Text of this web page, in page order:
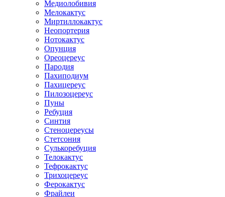
Медиолобивия
Мелокактус
Миртиллокактус
Неопортерия
Нотокактус
Опунция
Ореоцереус
Пародия
Пахиподиум
Пахицереус
Пилозоцереус
Пуны
Ребуция
Синтия
Стеноцереусы
Стетсония
Сулькоребуция
Телокактус
Тефрокактус
Трихоцереус
Ферокактус
Фрайлеи